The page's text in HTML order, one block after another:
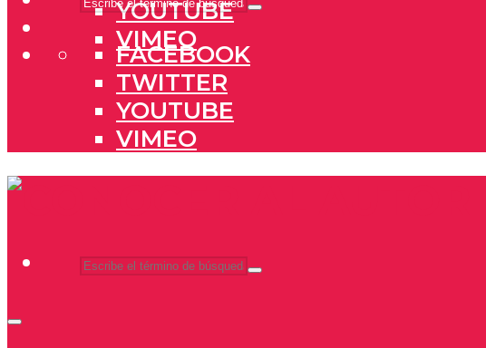
YOUTUBE
VIMEO
FACEBOOK
TWITTER
YOUTUBE
VIMEO